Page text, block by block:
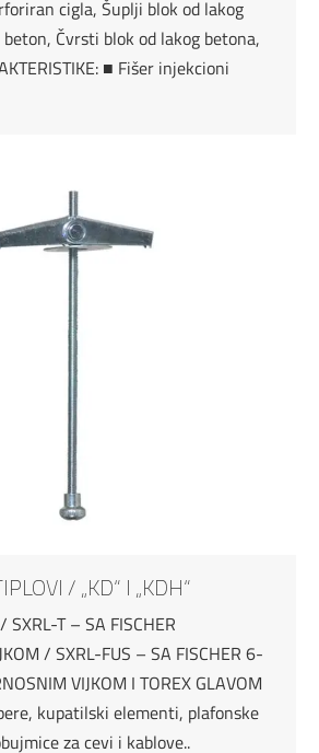
cigla, Šuplji blok od lakog
Čvrsti blok od lakog betona,
■ Fišer injekcioni
/ „KD“ I „KDH“
SXRL-T – SA FISCHER
/ SXRL-FUS – SA FISCHER 6-
VIJKOM I TOREX GLAVOM
kupatilski elementi, plafonske
za cevi i kablove..